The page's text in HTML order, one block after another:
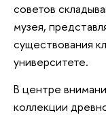
советов
музея,
существования
университете.
В центре
коллекции